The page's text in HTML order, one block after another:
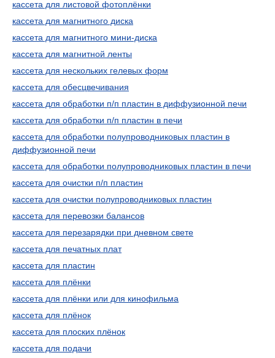
кассета для листовой фотоплёнки
кассета для магнитного диска
кассета для магнитного мини-диска
кассета для магнитной ленты
кассета для нескольких гелевых форм
кассета для обесцвечивания
кассета для обработки п/п пластин в диффузионной печи
кассета для обработки п/п пластин в печи
кассета для обработки полупроводниковых пластин в
диффузионной печи
кассета для обработки полупроводниковых пластин в печи
кассета для очистки п/п пластин
кассета для очистки полупроводниковых пластин
кассета для перевозки балансов
кассета для перезарядки при дневном свете
кассета для печатных плат
кассета для пластин
кассета для плёнки
кассета для плёнки или для кинофильма
кассета для плёнок
кассета для плоских плёнок
кассета для подачи